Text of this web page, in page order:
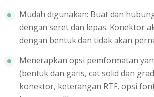
Mudah digunakan: Buat dan
dengan seret dan lepas. Konektor
dengan bentuk dan tidak akan
Menerapkan opsi pemformatan
(bentuk dan garis, cat solid dan
konektor, keterangan RTF, opsi